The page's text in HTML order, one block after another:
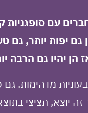
עם סופגניות
יפות יותר, גם
יהיו גם הרבה
מדהימות.
יוצא, תציצי